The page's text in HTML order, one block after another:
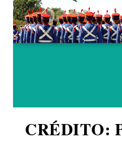
CRÉDITO: